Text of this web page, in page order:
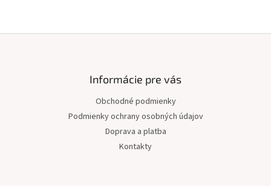
Informácie pre vás
Obchodné podmienky
Podmienky ochrany osobných údajov
Doprava a platba
Kontakty